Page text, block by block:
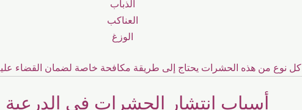
الذباب
العناكب
الوزغ
كل نوع من هذه الحشرات يحتاج إلى طريقة مكافحة خاصة لضمان القضاء عليه
أسباب انتشار الحشرات في الدرعية